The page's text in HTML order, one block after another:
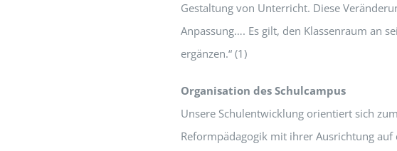
Gestaltung von Unterricht. Diese
Anpassung…. Es gilt, den Klassenraum an
ergänzen.“ (1)
Organisation des Schulcampus
Unsere Schulentwicklung orientiert sich
Reformpädagogik mit ihrer Ausrichtung